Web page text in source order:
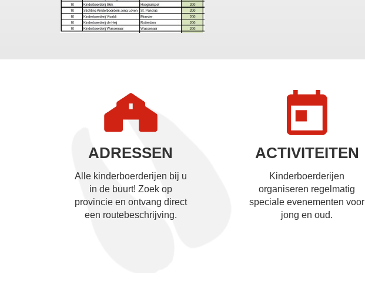
ADRESSEN
Alle kinderboerderijen bij u
in de buurt! Zoek op
provincie en ontvang direct
een routebeschrijving.
ACTIVITEITEN
Kinderboerderijen
organiseren regelmatig
speciale evenementen voor
jong en oud.